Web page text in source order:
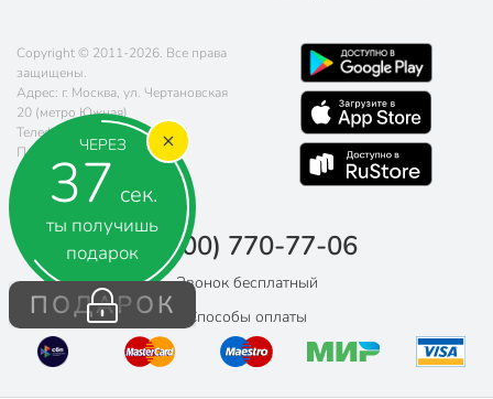
ЧЕРЕЗ
37 сек.
ты получишь
подарок
ПОДАРОК
Copyright © 2011-2026. Все права
защищены.
Адрес: г. Москва, ул. Чертановская
20 (метро Южная)
Телефон:
8 (800) 770-77-06
Почта:
sales@poryadok.ru
8 (800) 770-77-06
Звонок бесплатный
Способы оплаты